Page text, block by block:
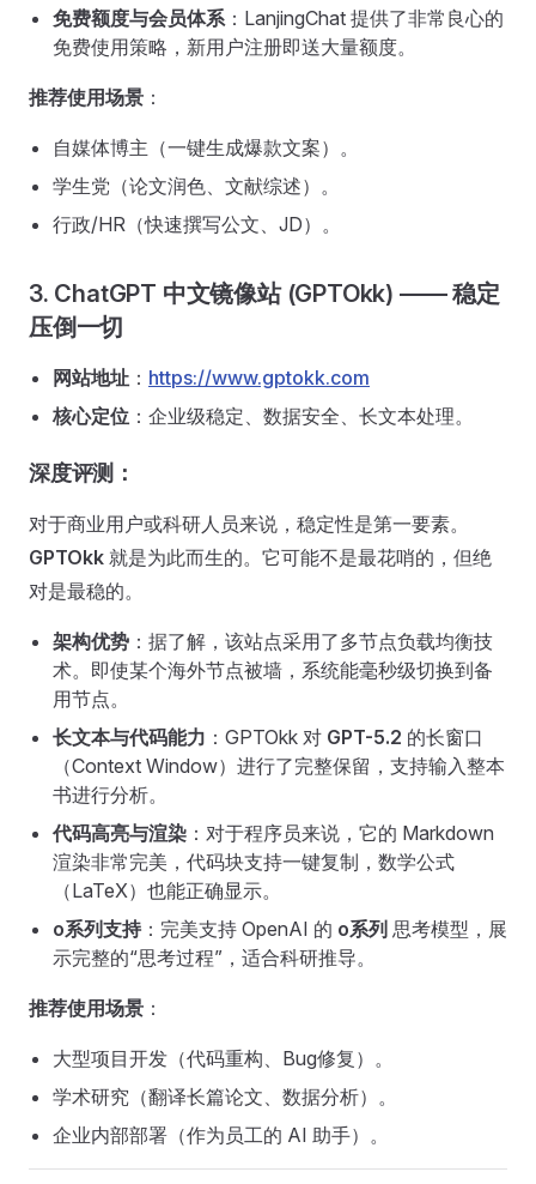
免费额度与会员体系：LanjingChat 提供了非常良心的
免费使用策略，新用户注册即送大量额度。
推荐使用场景 ：
自媒体博主（一键生成爆款文案）。
学生党（论文润色、文献综述）。
行政/HR（快速撰写公文、JD）。
3. ChatGPT 中文镜像站 (GPTOkk) —— 稳定
压倒一切
网站地址 ： https://www.gptokk.com
核心定位 ：企业级稳定、数据安全、长文本处理。
深度评测：
对于商业用户或科研人员来说，稳定性是第一要素。
GPTOkk 就是为此而生的。它可能不是最花哨的，但绝
对是最稳的。
架构优势 ：据了解，该站点采用了多节点负载均衡技
术。即使某个海外节点被墙，系统能毫秒级切换到备
用节点。
长文本与代码能力 ：GPTOkk 对 GPT-5.2 的长窗口
（Context Window）进行了完整保留，支持输入整本
书进行分析。
代码高亮与渲染 ：对于程序员来说，它的 Markdown
渲染非常完美，代码块支持一键复制，数学公式
（LaTeX）也能正确显示。
o系列支持：完美支持 OpenAI 的 o系列 思考模型，展
示完整的“思考过程”，适合科研推导。
推荐使用场景 ：
大型项目开发（代码重构、Bug修复）。
学术研究（翻译长篇论文、数据分析）。
企业内部部署（作为员工的 AI 助手）。